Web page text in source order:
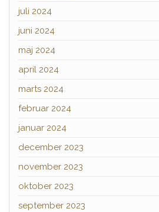
juli 2024
juni 2024
maj 2024
april 2024
marts 2024
februar 2024
januar 2024
december 2023
november 2023
oktober 2023
september 2023